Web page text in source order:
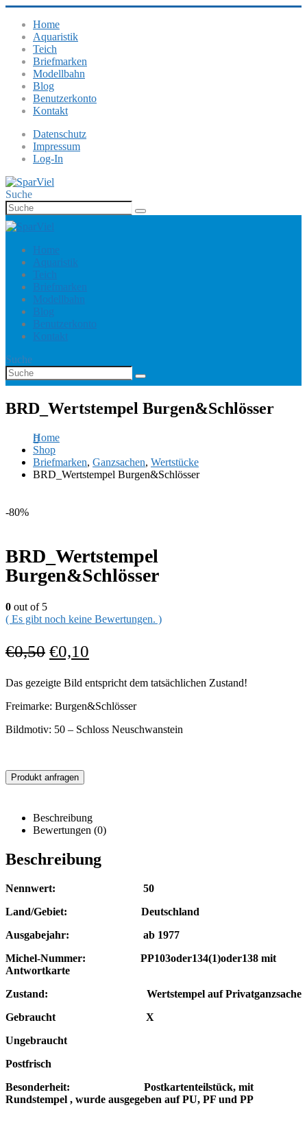
Home
Aquaristik
Teich
Briefmarken
Modellbahn
Blog
Benutzerkonto
Kontakt
Datenschutz
Impressum
Log-In
Suche
Home
Aquaristik
Teich
Briefmarken
Modellbahn
Blog
Benutzerkonto
Kontakt
Suche
BRD_Wertstempel Burgen&Schlösser
Home
Shop
Briefmarken, Ganzsachen, Wertstücke
BRD_Wertstempel Burgen&Schlösser
-80%
BRD_Wertstempel
Burgen&Schlösser
0 out of 5
( Es gibt noch keine Bewertungen. )
€0,50 €0,10
Das gezeigte Bild entspricht dem tatsächlichen Zustand!
Freimarke: Burgen&Schlösser
Bildmotiv: 50 – Schloss Neuschwanstein
Produkt anfragen
Beschreibung
Bewertungen (0)
Beschreibung
Nennwert: 50
Land/Gebiet: Deutschland
Ausgabejahr: ab 1977
Michel-Nummer: PP103oder134(1)oder138 mit
Antwortkarte
Zustand: Wertstempel auf Privatganzsache
Gebraucht X
Ungebraucht
Postfrisch
Besonderheit: Postkartenteilstück, mit
Rundstempel , wurde ausgegeben auf PU, PF und PP